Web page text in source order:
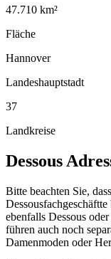
47.710 km²
Fläche
Hannover
Landeshauptstadt
37
Landkreise
Dessous
Bitte beachten Sie,
ebenfalls Dessous
führen auch noch
Damenmoden oder